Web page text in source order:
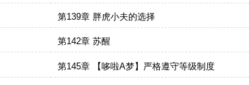
第139章 胖虎小夫的选择
第142章 苏醒
第145章 【哆啦A梦】严格遵守等级制度